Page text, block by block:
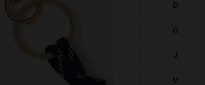
D
G
J
M